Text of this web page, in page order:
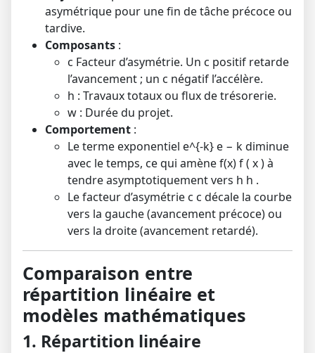
asymétrique pour une fin de tâche précoce ou
tardive.
Composants :
c Facteur d’asymétrie. Un c positif retarde
l’avancement ; un c négatif l’accélère.
h : Travaux totaux ou flux de trésorerie.
w : Durée du projet.
Comportement :
Le terme exponentiel e^{-k} e − kdiminue
avec le temps, ce qui amènef(x)f( x)à
tendre asymptotiquement vers h h .
Le facteur d’asymétrie c c décale la courbe
vers la gauche (avancement précoce) ou
vers la droite (avancement retardé).
Comparaison entre
répartition linéaire et
modèles mathématiques
1. Répartition linéaire